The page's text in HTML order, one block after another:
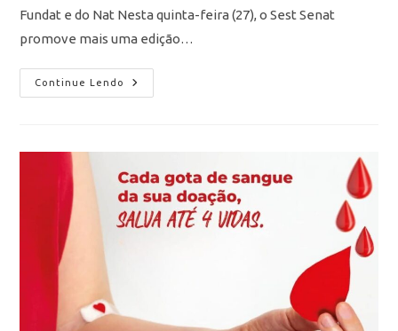
Fundat e do Nat Nesta quinta-feira (27), o Sest Senat
promove mais uma edição…
Continue Lendo